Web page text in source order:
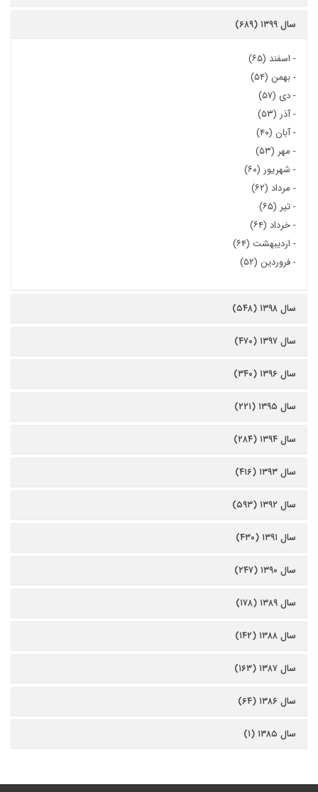
سال ۱۳۹۹ (۶۸۹)
- اسفند (۶۵)
-بهمن (۵۴)
-دی (۵۷)
-آذر (۵۳)
-آبان (۴۰)
- مهر (۵۳)
- شهریور (۶۰)
- مرداد (۶۲)
-تیر (۶۵)
-خرداد (۶۴)
- اردیبهشت (۶۴)
-فروردین (۵۲)
سال ۱۳۹۸ (۵۴۸)
سال ۱۳۹۷ (۴۷۰)
سال ۱۳۹۶ (۳۴۰)
سال ۱۳۹۵ (۲۲۱)
سال ۱۳۹۴ (۲۸۴)
سال ۱۳۹۳ (۴۱۶)
سال ۱۳۹۲ (۵۹۳)
سال ۱۳۹۱ (۴۳۰)
سال ۱۳۹۰ (۲۴۷)
سال ۱۳۸۹ (۱۷۸)
سال ۱۳۸۸ (۱۴۲)
سال ۱۳۸۷ (۱۶۳)
سال ۱۳۸۶ (۶۴)
سال ۱۳۸۵ (۱)